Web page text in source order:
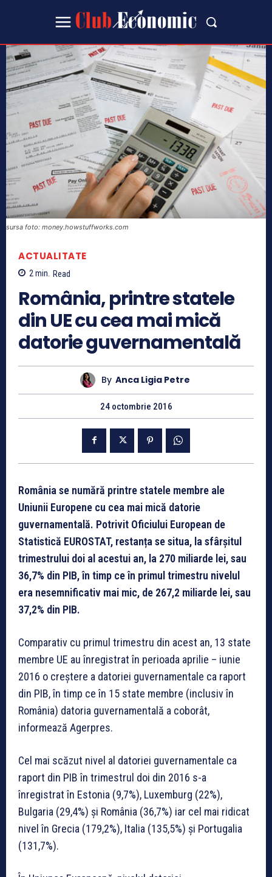
sursa foto: money.howstuffworks.com
ACTUALITATE
2min. Read
România, printre statele
din UE cu cea mai mică
datorie guvernamentală
By Anca Ligia Petre
24 octombrie 2016
România se numără printre statele membre ale
Uniunii Europene cu cea mai mică datorie
guvernamentală. Potrivit Oficiului European de
Statistică EUROSTAT, restanța se situa, la sfârşitul
trimestrului doi al acestui an, la 270 miliarde lei, sau
36,7% din PIB, în timp ce în primul trimestru nivelul
era nesemnificativ mai mic, de 267,2 miliarde lei, sau
37,2% din PIB.
Comparativ cu primul trimestru din acest an, 13 state
membre UE au înregistrat în perioada aprilie – iunie
2016 o creştere a datoriei guvernamentale ca raport
din PIB, în timp ce în 15 state membre (inclusiv în
România) datoria guvernamentală a coborât,
informează Agerpres.
Cel mai scăzut nivel al datoriei guvernamentale ca
raport din PIB în trimestrul doi din 2016 s-a
înregistrat în Estonia (9,7%), Luxemburg (22%),
Bulgaria (29,4%) şi România (36,7%) iar cel mai ridicat
nivel în Grecia (179,2%), Italia (135,5%) şi Portugalia
(131,7%).